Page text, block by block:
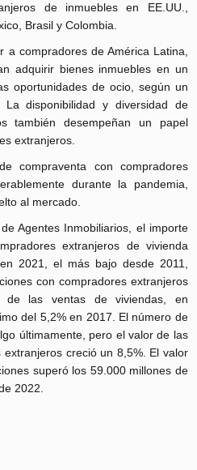
de inmuebles en EE.UU.,
Brasil y Colombia.
a compradores de América Latina,
adquirir bienes inmuebles en un
oportunidades de ocio, según un
La disponibilidad y diversidad de
también desempeñan un papel
extranjeros.
compraventa con compradores
durante la pandemia,
al mercado.
Agentes Inmobiliarios, el importe
extranjeros de vivienda
2021, el más bajo desde 2011,
con compradores extranjeros
de las ventas de viviendas, en
del 5,2% en 2017. El número de
últimamente, pero el valor de las
creció un 8,5%. El valor
superó los 59.000 millones de
2022.